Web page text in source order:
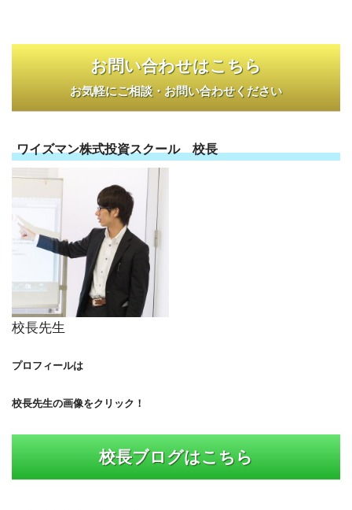
お問い合わせはこちら
お気軽にご相談・お問い合わせください
ワイズマン株式投資スクール 校長
校長先生
プロフィールは
校長先生の画像をクリック！
校長ブログはこちら